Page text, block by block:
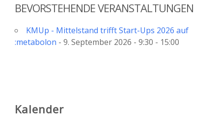
BEVORSTEHENDE VERANSTALTUNGEN
KMUp - Mittelstand trifft Start-Ups 2026 auf
:metabolon - 9. September 2026 - 9:30 - 15:00
Kalender